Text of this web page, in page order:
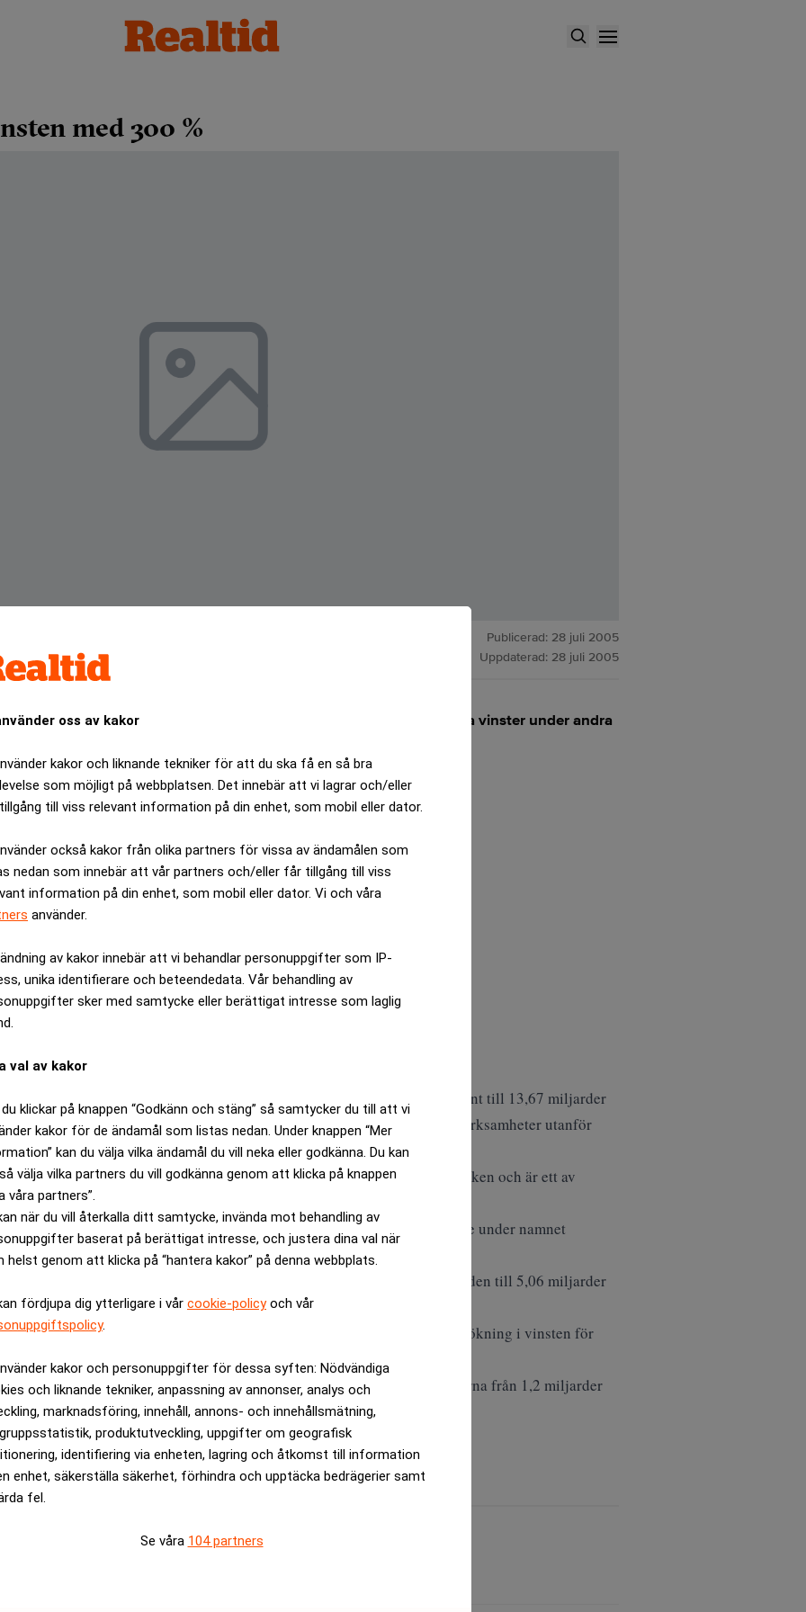
oss av kakor
kakor och liknande tekniker för att du ska få en så bra
som möjligt på webbplatsen. Det innebär att vi lagrar och/eller
till viss relevant information på din enhet, som mobil eller dator.
också kakor från olika partners för vissa av ändamålen som
nedan som innebär att vår partners och/eller får tillgång till viss
information på din enhet, som mobil eller dator. Vi och våra
använder.
av kakor innebär att vi behandlar personuppgifter som IP-
unika identifierare och beteendedata. Vår behandling av
sker med samtycke eller berättigat intresse som laglig
val av kakor
klickar på knappen “Godkänn och stäng” så samtycker du till att vi
kakor för de ändamål som listas nedan. Under knappen “Mer
kan du välja vilka ändamål du vill neka eller godkänna. Du kan
välja vilka partners du vill godkänna genom att klicka på knappen
våra partners”.
när du vill återkalla ditt samtycke, invända mot behandling av
baserat på berättigat intresse, och justera dina val när
helst genom att klicka på “hantera kakor” på denna webbplats.
fördjupa dig ytterligare i vår cookie-policyoch vår
.
kakor och personuppgifter för dessa syften: Nödvändiga
och liknande tekniker, anpassning av annonser, analys och
marknadsföring, innehåll, annons- och innehållsmätning,
produktutveckling, uppgifter om geografisk
identifiering via enheten, lagring och åtkomst till information
enhet, säkerställa säkerhet, förhindra och upptäcka bedrägerier samt
fel.
Se våra 104 partners
med 300 %
Publicerad: 28 juli 2005
Uppdaterad: 28 juli 2005
och Landsbanki, både med verksamhet i Storbritannien, ökade sina vinster under andra
i utlandet, något som har blivit isländska bankers signum.
banken Singer & Friedlander, ökade nettovinsten med 292 procent till 13,67 miljarder
svenska kronor. 70 procent av bankens intäkter kommer från verksamheter utanför
året genom köpet av den danska banken FIH från Föreningssparbanken och är ett av
aggressivt utanför sin lilla hemmamarknad.
mäklarfirmorna Matteus, Aragon och Nordiska, som nu är samlade under namnet
den brittiska mäklarfirman Teather & Greenwood, ökade under perioden till 5,06 miljarder
kronor ett år tidigare.
med stor verksamhet i Norge, redovisade tidigare i veckan en ökning i vinsten för
kronor från 8,7 miljarder kronor ett år tidigare.
utanför Island steg till 4 miljarder kronor under de sex första månaderna från 1,2 miljarder
ser ett ”betydande utrymme för ytterligare expansion och tillväxt”.
är kostnadsfritt: Prenumerera